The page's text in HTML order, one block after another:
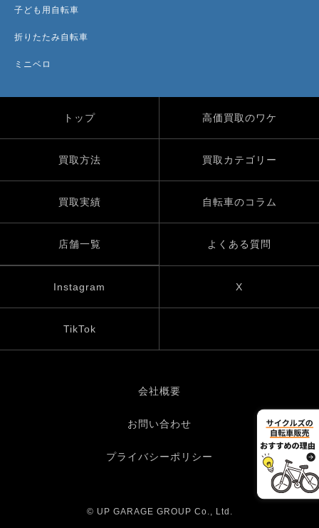
子ども用自転車
折りたたみ自転車
ミニベロ
トップ 高価買取のワケ
買取方法 買取カテゴリー
買取実績 自転車のコラム
店舗一覧 よくある質問
Instagram X
TikTok
会社概要
お問い合わせ
プライバシーポリシー
© UP GARAGE GROUP Co., Ltd.